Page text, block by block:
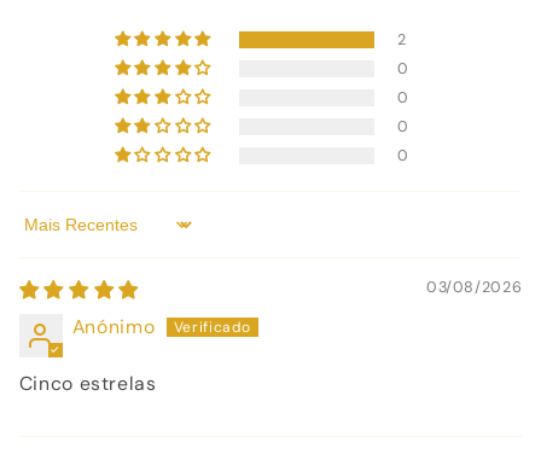
2
0
0
0
0
Sort by
03/08/2026
Anónimo
Cinco estrelas